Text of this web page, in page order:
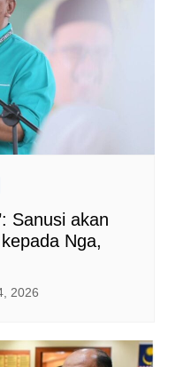
Sanusi akan
Nga,
2026